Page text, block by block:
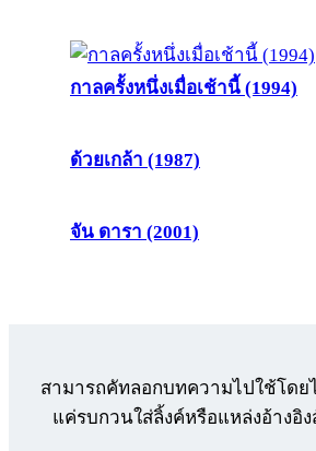
กาลครั้งหนึ่งเมื่อเช้านี้ (1994)
ด้วยเกล้า (1987)
จัน ดารา (2001)
สามารถคัทลอกบทความไปใช้โด
แค่รบกวนใส่ลิ้งค์หรือแหล่งอ้างอิ